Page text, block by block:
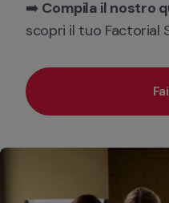
➡️ Compila il nostro
scopri il tuo Factorial